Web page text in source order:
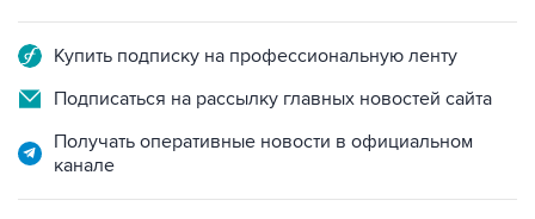
Купить подписку на профессиональную ленту
Подписаться на рассылку главных новостей сайта
Получать оперативные новости в официальном
канале